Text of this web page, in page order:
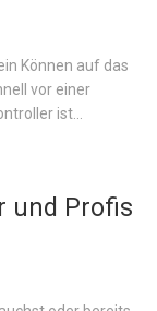
Können auf das
vor einer
ist...
und Profis